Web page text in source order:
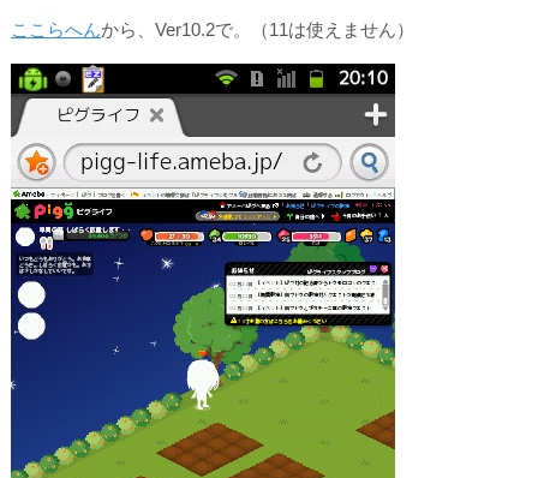
ここらへんから、Ver10.2で。（11は使えません）